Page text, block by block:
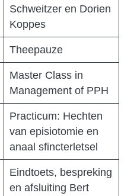
Schweitzer en Dorien
Koppes
Theepauze
Master Class in
Management of PPH
Practicum: Hechten
van episiotomie en
anaal sfincterletsel
Eindtoets, bespreking
en afsluiting Bert